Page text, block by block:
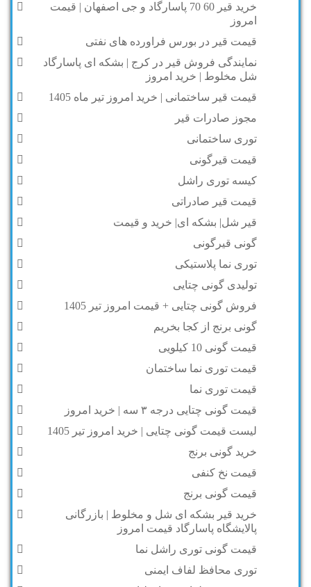
خرید قیر 60 70 پاسارگاد و جی اصفهان | قیمت
امروز
قیمت قیر در بورس فراورده های نفتی
نمایندگی فروش قیر در کرج | بشکه ای پاسارگاد
شل مخلوط | خرید امروز
قیمت قیر ساختمانی | خرید امروز تیر ماه 1405
مجوز صادرات قیر
توری ساختمانی
قیمت قیرگونی
کیسه توری راشل
قیمت قیر صادراتی
قیر شل| بشکه ای| خرید و قیمت
گونی قیرگونی
توری نما پلاستیکی
تولیدی گونی چتایی
فروش گونی چتایی + قیمت امروز تیر 1405
گونی برنج از کجا بخریم
قیمت گونی 10 کیلویی
قیمت توری نما ساختمان
قیمت توری نما
قیمت گونی چتایی درجه ۳ سه | خرید امروز
لیست قیمت گونی چتایی | خرید امروز تیر 1405
خرید گونی برنج
قیمت نخ کنفی
قیمت گونی برنج
خرید قیر بشکه ای شل و مخلوط | بازرگانی
پالایشگاه پاسارگاد قیمت امروز
قیمت گونی توری راشل نما
توری محافظ لفاف ایمنی